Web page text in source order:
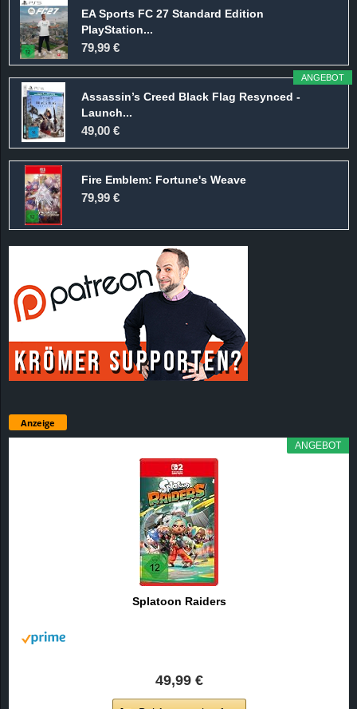
EA Sports FC 27 Standard Edition
PlayStation...
79,99 €
ANGEBOT
Assassin’s Creed Black Flag Resynced -
Launch...
49,00 €
Fire Emblem: Fortune's Weave
79,99 €
Anzeige
ANGEBOT
Splatoon Raiders
49,99 €